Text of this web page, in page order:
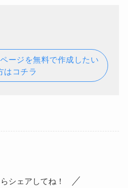
ージを無料で作成したい
はコチラ
シェアしてね！